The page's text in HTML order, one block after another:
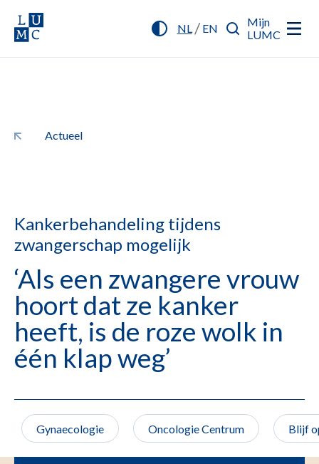
NL/ EN
Mijn
LUMC
Actueel
Kankerbehandeling tijdens
zwangerschap mogelijk
‘Als een zwangere vrouw
hoort dat ze kanker
heeft, is de roze wolk in
één klap weg’
Gynaecologie Oncologie Centrum Blijf